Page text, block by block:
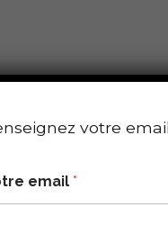
instables et
la boue,
Abeba, lieu où
votre
email*